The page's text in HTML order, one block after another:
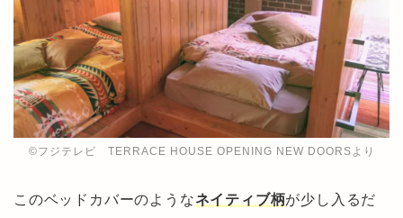
©︎フジテレビ TERRACE HOUSE OPENING NEW DOORSより
このベッドカバーのようなネイティブ柄が少し入るだ